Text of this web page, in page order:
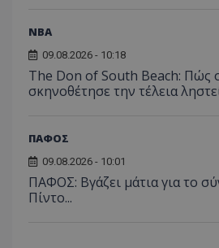
NBA
09.08.2026 - 10:18
The Don of South Beach: Πώς
σκηνοθέτησε την τέλεια
ΠΑΦΟΣ
09.08.2026 - 10:01
ΠΑΦΟΣ: Βγάζει μάτια για το
Πίντο...